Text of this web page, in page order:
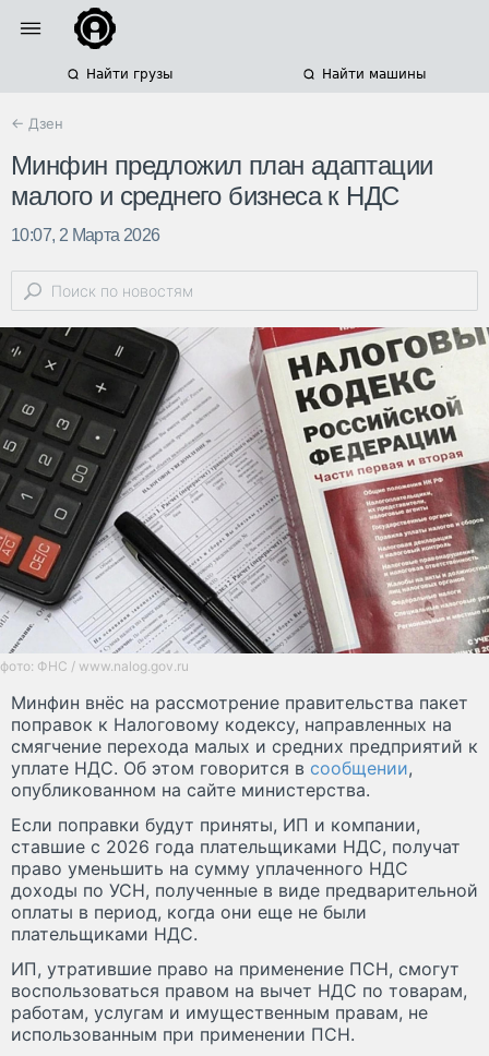
Найти грузы Найти машины
← Дзен
Минфин предложил план адаптации
малого и среднего бизнеса к НДС
10:07, 2 Марта 2026
фото: ФНС / www.nalog.gov.ru
Минфин внёс на рассмотрение правительства пакет
поправок к Налоговому кодексу, направленных на
смягчение перехода малых и средних предприятий к
уплате НДС. Об этом говорится в сообщении,
опубликованном на сайте министерства.
Если поправки будут приняты, ИП и компании,
ставшие с 2026 года плательщиками НДС, получат
право уменьшить на сумму уплаченного НДС
доходы по УСН, полученные в виде предварительной
оплаты в период, когда они еще не были
плательщиками НДС.
ИП, утратившие право на применение ПСН, смогут
воспользоваться правом на вычет НДС по товарам,
работам, услугам и имущественным правам, не
использованным при применении ПСН.